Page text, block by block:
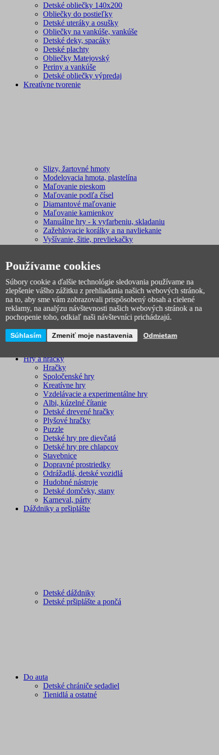
Detské obliečky 140x200
Obliečky do postieľky
Detské uteráky a osušky
Obliečky na vankúše, vankúše
Detské deky, spacáky
Detské plachty
Obliečky Matejovský
Periny a vankúše
Detské obliečky výpredaj
Kreatívne tvorenie
Slizy, žartovné hmoty
Modelovacia hmota, plastelína
Maľovanie pieskom
Maľovanie podľa čísel
Diamantové maľovanie
Maľovanie kamienkov
Manuálne hry - k vyfarbeniu, skladaniu
Zažehlovacie korálky a na navliekanie
Vyšívanie, šitie, prevliekačky
Razítka, škrabacie obrázky
Ostatné
Hry a hračky
Hračky
Spoločenské hry
Kreatívne hry
Vzdelávacie a experimentálne hry
Albi, kúzelné čítanie
Detské drevené hračky
Plyšové hračky
Puzzle
Detské hry pre dievčatá
Detské hry pre chlapcov
Stavebnice
Dopravné prostriedky
Odrážadlá, detské vozidlá
Hudobné nástroje
Detské domčeky, stany
Karneval, párty
Dáždniky a pršiplášte
Detské dáždniky
Detské pršiplášte a pončá
Do auta
Detské chrániče sedadiel
Tienidlá a ostatné
Používame cookies
Súbory cookie a ďalšie technológie sledovania používame na
zlepšenie vášho zážitku z prehliadania našich webových stránok,
na to, aby sme vám zobrazovali prispôsobený obsah a cielené
reklamy, na analýzu návštevnosti našich webových stránok a na
pochopenie toho, odkiaľ naši návštevníci prichádzajú.
Súhlasím Zmeniť moje nastavenia Odmietam